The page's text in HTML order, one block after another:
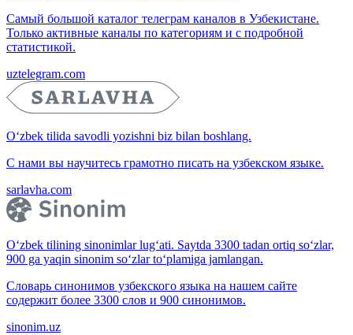
Самый большой каталог телеграм каналов в Узбекистане.
Только активные каналы по категориям и с подробной
статистикой.
uztelegram.com
O‘zbek tilida savodli yozishni biz bilan boshlang.
С нами вы научитесь грамотно писать на узбекском языке.
sarlavha.com
O‘zbek tilining sinonimlar lug‘ati. Saytda 3300 tadan ortiq so‘zlar,
900 ga yaqin sinonim so‘zlar to‘plamiga jamlangan.
Словарь синонимов узбекского языка на нашем сайте
содержит более 3300 слов и 900 синонимов.
sinonim.uz